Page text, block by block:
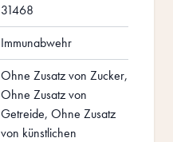
31468
Immunabwehr
Ohne Zusatz von Zucker,
Ohne Zusatz von
Getreide, Ohne Zusatz
von künstlichen